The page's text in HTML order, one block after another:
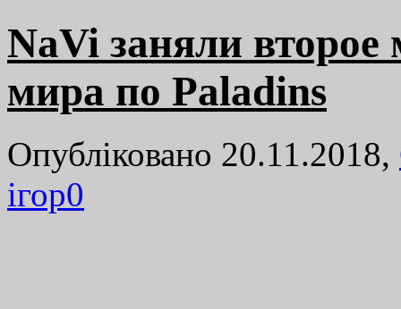
NaVi заняли второе
мира по Paladins
Опубліковано 20.11.2018,
ігор0